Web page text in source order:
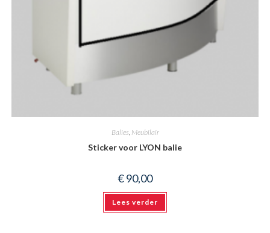
Balies, Meubilair
Sticker voor LYON balie
€90,00
Lees verder